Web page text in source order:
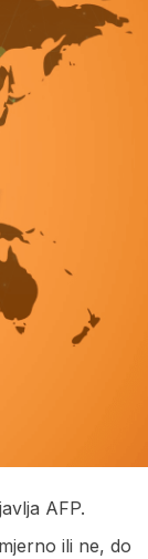
AFP.
ili ne, do